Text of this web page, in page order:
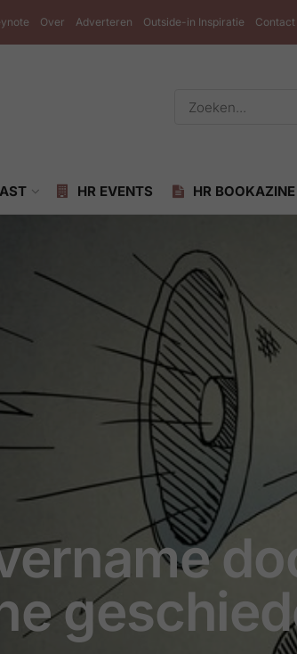
Over Adverteren Outside-in Inspiratie Contact
HR EVENTS HR BOOKAZINE